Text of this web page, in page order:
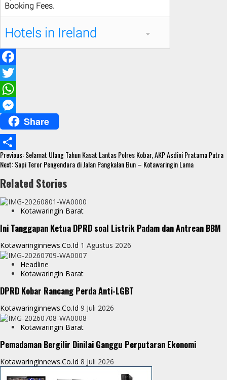
F
a
c
b
o
o
k
T
w
t
t
e
r
W
a
t
s
A
p
e
s
s
e
n
e
r
Share
S
a
r
e
Continue
Reading
Previous:Selamat Ulang Tahun Kasat Lantas Polres Kobar, AKP Asdini Pratama Putra
Next:Sapi Teror Pengendara di Jalan Pangkalan Bun – Kotawaringin Lama
Related Stories
Kotawaringin Barat
Ini Tanggapan Ketua DPRD soal Listrik Padam dan Antrean BBM
Kotawaringinnews.co.id 1 Agustus 2026
Headline
Kotawaringin Barat
DPRD Kobar Rancang Perda Anti-LGBT
Kotawaringinnews.co.id 9 Juli 2026
Kotawaringin Barat
Pemadaman Bergilir Dinilai Ganggu Perputaran Ekonomi
Kotawaringinnews.co.id 8 Juli 2026